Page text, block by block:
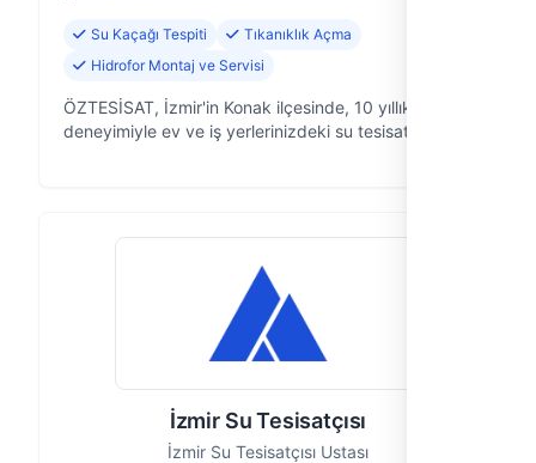
Su Kaçağı Tespiti
Tıkanıklık Açma
Hidrofor Montaj ve Servisi
ÖZTESİSAT, İzmir'in Konak ilçesinde, 10 yıllık saha
deneyimiyle ev ve iş yerlerinizdeki su tesisatıyla ilgili
İzmir Su Tesisatçısı
İzmir Su Tesisatçısı Ustası